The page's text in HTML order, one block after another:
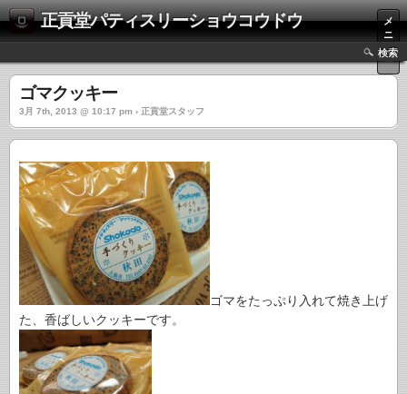
正貢堂パティスリーショウコウドウ
メ
ニ
ュ
ー
検索
ゴマクッキー
3月 7th, 2013 @ 10:17 pm › 正貢堂スタッフ
ゴマをたっぷり入れて焼き上げ
た、香ばしいクッキーです。